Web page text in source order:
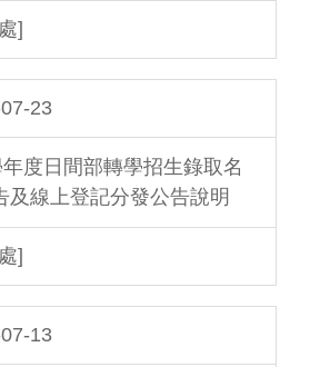
]
23
度日間部轉學招生錄取名
及線上登記分發公告說明
]
13